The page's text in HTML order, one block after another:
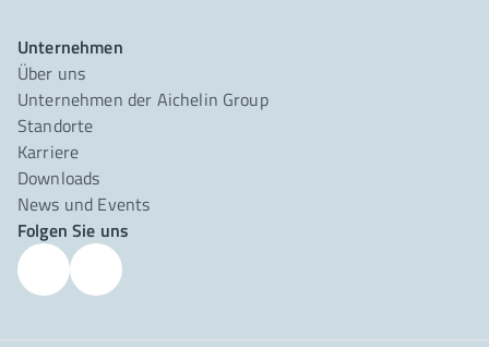
Unternehmen
Über uns
Unternehmen der Aichelin Group
Standorte
Karriere
Downloads
News und Events
Folgen Sie uns